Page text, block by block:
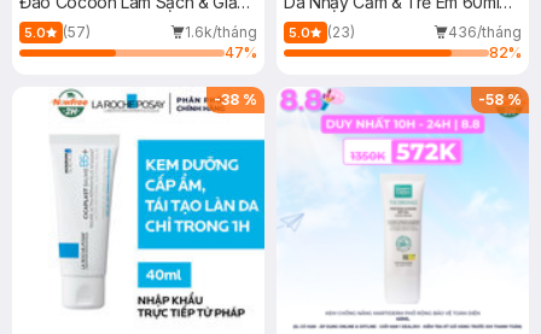
Dầu 500ml
5.0 (57)
1.6k/tháng
47%
(Mới)
5.0 (23)
436/tháng
82%
-38 % -58%